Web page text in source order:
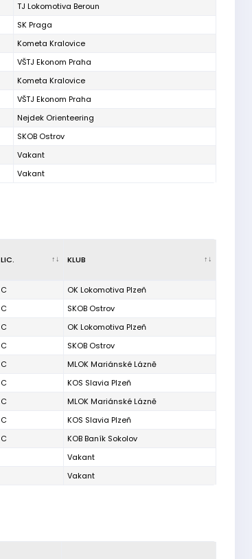
TJ Lokomotiva Beroun
SK Praga
Kometa Kralovice
VŠTJ Ekonom Praha
Kometa Kralovice
VŠTJ Ekonom Praha
Nejdek Orienteering
SKOB Ostrov
Vakant
Vakant
LIC. KLUB
C
OK Lokomotiva Plzeň
C
SKOB Ostrov
C
OK Lokomotiva Plzeň
C
SKOB Ostrov
C
MLOK Mariánské Lázně
C
KOS Slavia Plzeň
C
MLOK Mariánské Lázně
C
KOS Slavia Plzeň
C
KOB Baník Sokolov
Vakant
Vakant